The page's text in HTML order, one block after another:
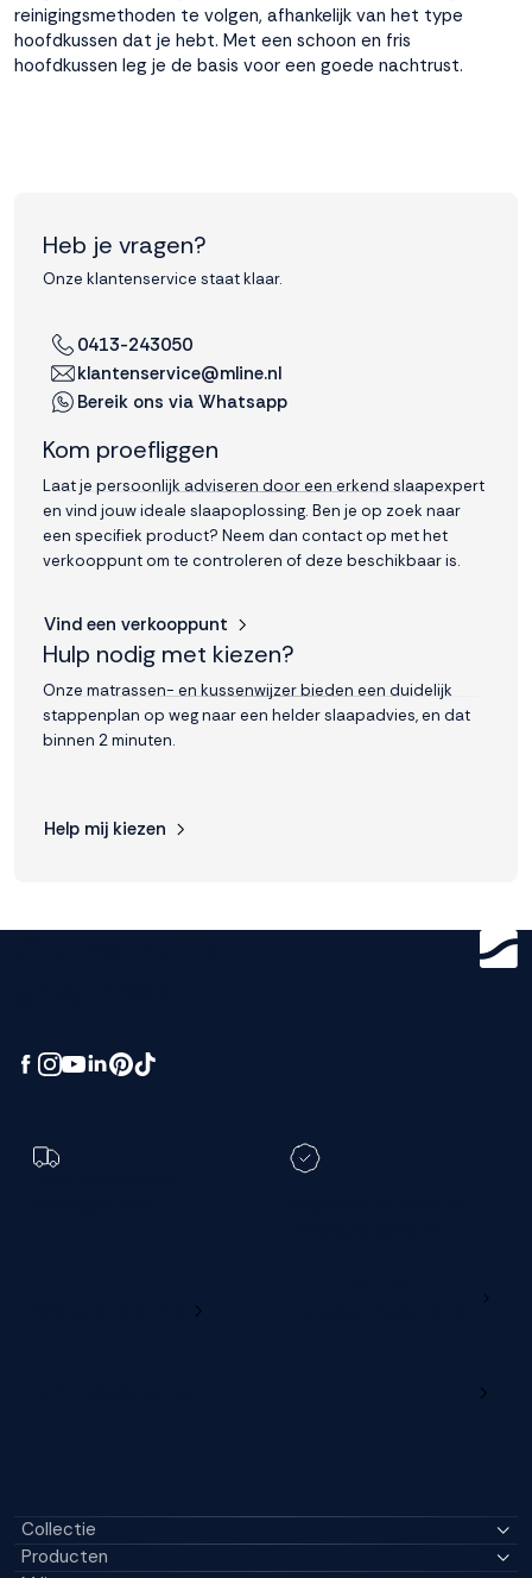
reinigingsmethoden te volgen, afhankelijk van het type
hoofdkussen dat je hebt. Met een schoon en fris
hoofdkussen leg je de basis voor een goede nachtrust.
Heb je vragen?
Onze klantenservice staat klaar.
0413-243050
klantenservice@mline.nl
Bereik ons via Whatsapp
Kom proefliggen
Laat je persoonlijk adviseren door een erkend slaapexpert
en vind jouw ideale slaapoplossing. Ben je op zoek naar
een specifiek product? Neem dan contact op met het
verkooppunt om te controleren of deze beschikbaar is.
Vind een verkooppunt
Hulp nodig met kiezen?
Onze matrassen- en kussenwijzer bieden een duidelijk
stappenplan op weg naar een helder slaapadvies, en dat
binnen 2 minuten.
Help mij kiezen
Collectie
Producten